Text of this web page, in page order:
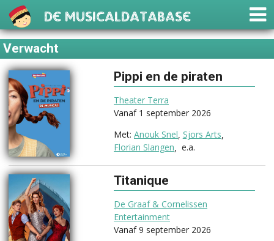
De Musicaldatabase
Verwacht
Pippi en de piraten
Theater Terra
Vanaf 1 september 2026
Anouk Snel Sjors Arts
Florian Slangen
e.a.
Titanique
De Graaf & Cornelissen
Entertainment
Vanaf 9 september 2026